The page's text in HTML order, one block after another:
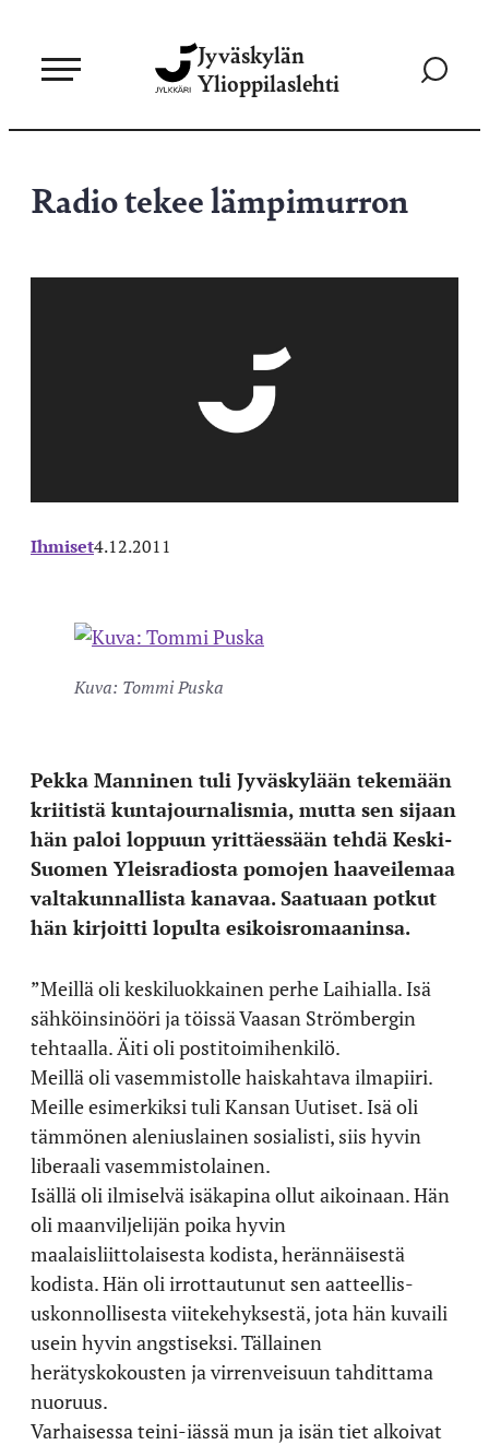
sisältöön
Jyväskylän
Ylioppilaslehti
Siirry
Radio tekee lämpimurron
Ihmiset4.12.2011
Kuva: Tommi Puska
Pekka Manninen tuli Jyväskylään tekemään
kriitistä kuntajournalismia, mutta sen sijaan
hän paloi loppuun yrittäessään tehdä Keski-
Suomen Yleisradiosta pomojen haaveilemaa
valtakunnallista kanavaa. Saatuaan potkut
hän kirjoitti lopulta esikoisromaaninsa.
”Meillä oli keskiluokkainen perhe Laihialla. Isä
sähköinsinööri ja töissä Vaasan Strömbergin
tehtaalla. Äiti oli postitoimihenkilö.
Meillä oli vasemmistolle haiskahtava ilmapiiri.
Meille esimerkiksi tuli Kansan Uutiset. Isä oli
tämmönen aleniuslainen sosialisti, siis hyvin
liberaali vasemmistolainen.
Isällä oli ilmiselvä isäkapina ollut aikoinaan. Hän
oli maanviljelijän poika hyvin
maalaisliittolaisesta kodista, herännäisestä
kodista. Hän oli irrottautunut sen aatteellis-
uskonnollisesta viitekehyksestä, jota hän kuvaili
usein hyvin angstiseksi. Tällainen
herätyskokousten ja virrenveisuun tahdittama
nuoruus.
Varhaisessa teini-iässä mun ja isän tiet alkoivat